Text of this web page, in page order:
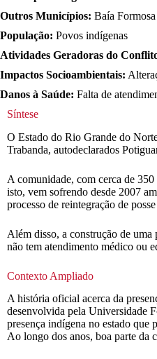
Outros Municípios: Baía
População: Povos indígenas
Atividades Geradoras do
Impactos Socioambientais:
Danos à Saúde: Falta de
Síntese
O Estado do Rio Grande do
Trabanda, autodeclarados
A comunidade, com cerca de
isto, vem sofrendo desde 2007
processo de reintegração de
Além disso, a construção de uma
não tem atendimento médico ou
Contexto Ampliado
A história oficial acerca da
desenvolvida pela Universidade
presença indígena no estado que
Ao longo dos anos, boa parte da